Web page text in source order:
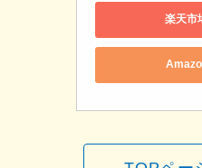
楽天市